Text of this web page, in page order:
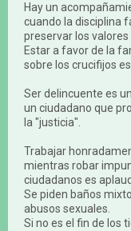
Hay un
cuando la disciplina
preservar los
Estar a favor de la
sobre los crucifijos
Ser delincuente es
un ciudadano que
la "justicia".
Trabajar
mientras robar
ciudadanos es
Se piden baños
abusos sexuales.
Si no es el fin de los